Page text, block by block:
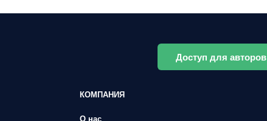
Доступ для авторов
КОМПАНИЯ
О нас